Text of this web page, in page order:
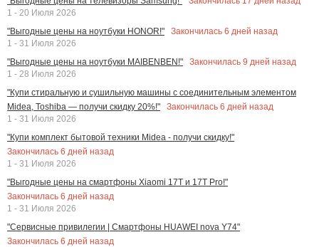
1 - 20 Июля 2026
"Выгодные цены на ноутбуки HONOR!"
Закончилась 6 дней назад
1 - 31 Июля 2026
"Выгодные цены на ноутбуки MAIBENBEN!"
Закончилась 9 дней назад
1 - 28 Июля 2026
"Купи стиральную и сушильную машины с соединительным элементом
Midea, Toshiba — получи скидку 20%!"
Закончилась 6 дней назад
1 - 31 Июля 2026
"Купи комплект бытовой техники Midea - получи скидку!"
Закончилась 6 дней назад
1 - 31 Июля 2026
"Выгодные цены на смартфоны Xiaomi 17T и 17T Pro!"
Закончилась 6 дней назад
1 - 31 Июля 2026
"Сервисные привилегии | Смартфоны HUAWEI nova Y74"
Закончилась 6 дней назад